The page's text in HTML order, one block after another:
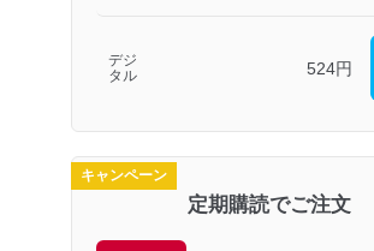
デジ
タル
524円
キャンペーン
定期購読でご注文